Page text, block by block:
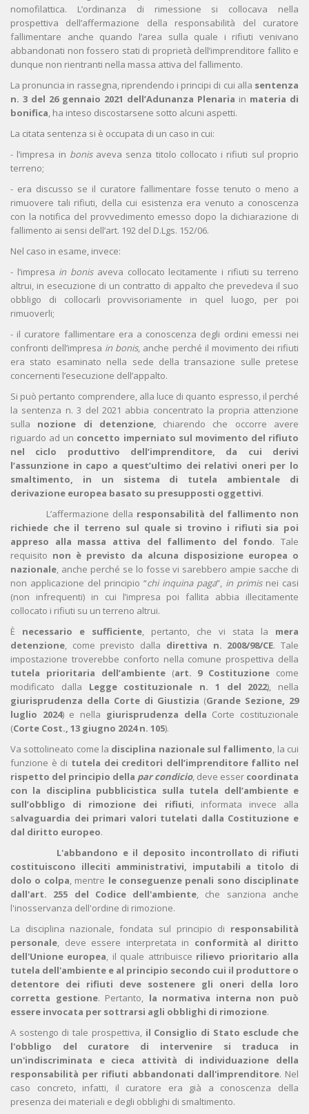
nomofilattica. L’ordinanza di rimessione si collocava nella
prospettiva dell’affermazione della responsabilità del curatore
fallimentare anche quando l’area sulla quale i rifiuti venivano
abbandonati non fossero stati di proprietà dell’imprenditore fallito e
dunque non rientranti nella massa attiva del fallimento.
La pronuncia in rassegna, riprendendo i principi di cui alla sentenza
n. 3 del 26 gennaio 2021 dell’Adunanza Plenaria in materia di
bonifica, ha inteso discostarsene sotto alcuni aspetti.
La citata sentenza si è occupata di un caso in cui:
- l’impresa in bonisaveva senza titolo collocato i rifiuti sul proprio
terreno;
- era discusso se il curatore fallimentare fosse tenuto o meno a
rimuovere tali rifiuti, della cui esistenza era venuto a conoscenza
con la notifica del provvedimento emesso dopo la dichiarazione di
fallimento ai sensi dell’art. 192 del D.Lgs. 152/06.
Nel caso in esame, invece:
- l’impresa in bonisaveva collocato lecitamente i rifiuti su terreno
altrui, in esecuzione di un contratto di appalto che prevedeva il suo
obbligo di collocarli provvisoriamente in quel luogo, per poi
rimuoverli;
- il curatore fallimentare era a conoscenza degli ordini emessi nei
confronti dell’impresa in bonis, anche perché il movimento dei rifiuti
era stato esaminato nella sede della transazione sulle pretese
concernenti l’esecuzione dell’appalto.
Si può pertanto comprendere, alla luce di quanto espresso, il perché
la sentenza n. 3 del 2021 abbia concentrato la propria attenzione
sulla nozione di detenzione, chiarendo che occorre avere
riguardo ad un concetto imperniato sul movimento del rifiuto
nel ciclo produttivo dell’imprenditore, da cui derivi
l’assunzione in capo a quest’ultimo dei relativi oneri per lo
smaltimento, in un sistema di tutela ambientale di
derivazione europea basato su presupposti oggettivi.
L’affermazione della responsabilità del fallimento non
richiede che il terreno sul quale si trovino i rifiuti sia poi
appreso alla massa attiva del fallimento del fondo. Tale
requisito non è previsto da alcuna disposizione europea o
nazionale, anche perché se lo fosse vi sarebbero ampie sacche di
non applicazione del principio “chi inquina paga”, in primisnei casi
(non infrequenti) in cui l’impresa poi fallita abbia illecitamente
collocato i rifiuti su un terreno altrui.
È necessario e sufficiente, pertanto, che vi stata la mera
detenzione, come previsto dalla direttiva n. 2008/98/CE. Tale
impostazione troverebbe conforto nella comune prospettiva della
tutela prioritaria dell’ambiente(art. 9 Costituzione come
modificato dalla Legge costituzionale n. 1 del 2022), nella
giurisprudenza della Corte di Giustizia (Grande Sezione, 29
luglio 2024) e nella giurisprudenza della Corte costituzionale
(Corte Cost., 13 giugno 2024 n. 105).
Va sottolineato come la disciplina nazionale sul fallimento, la cui
funzione è di tutela dei creditori dell’imprenditore fallito nel
rispetto del principio della par condicio, deve esser coordinata
con la disciplina pubblicistica sulla tutela dell’ambiente e
sull’obbligo di rimozione dei rifiuti, informata invece alla
salvaguardia dei primari valori tutelati dalla Costituzione e
dal diritto europeo.
L'abbandono e il deposito incontrollato di rifiuti
costituiscono illeciti amministrativi, imputabili a titolo di
dolo o colpa, mentre le conseguenze penali sono disciplinate
dall'art. 255 del Codice dell'ambiente, che sanziona anche
l'inosservanza dell'ordine di rimozione.
La disciplina nazionale, fondata sul principio di responsabilità
personale, deve essere interpretata in conformità al diritto
dell'Unione europea, il quale attribuisce rilievo prioritario alla
tutela dell'ambiente e al principio secondo cui il produttore o
detentore dei rifiuti deve sostenere gli oneri della loro
corretta gestione. Pertanto, la normativa interna non può
essere invocata per sottrarsi agli obblighi di rimozione.
A sostengo di tale prospettiva, il Consiglio di Stato esclude che
l'obbligo del curatore di intervenire si traduca in
un'indiscriminata e cieca attività di individuazione della
responsabilità per rifiuti abbandonati dall'imprenditore. Nel
caso concreto, infatti, il curatore era già a conoscenza della
presenza dei materiali e degli obblighi di smaltimento.